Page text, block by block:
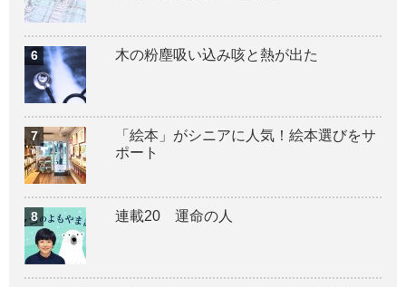
木の粉塵吸い込み咳と熱が出た
「絵本」がシニアに人気！絵本選びをサ
ポート
連載20 運命の人